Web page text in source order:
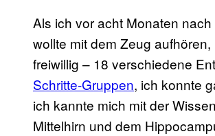
Als ich vor acht Monaten
wollte mit dem Zeug
freiwillig – 18 verschiedene
Schritte-Gruppen, ich konnte
ich kannte mich mit der
Mittelhirn und dem